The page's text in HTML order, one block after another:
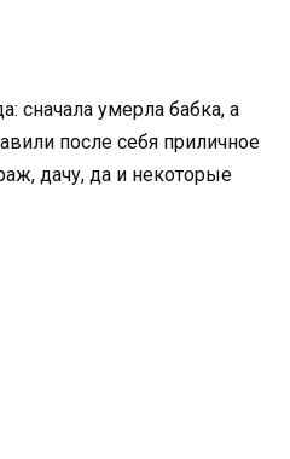
сначала умерла бабка, а
после себя приличное
дачу, да и некоторые